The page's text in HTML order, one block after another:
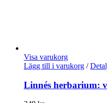
Visa varukorg
Lägg till i varukorg /
Linnés herbarium: